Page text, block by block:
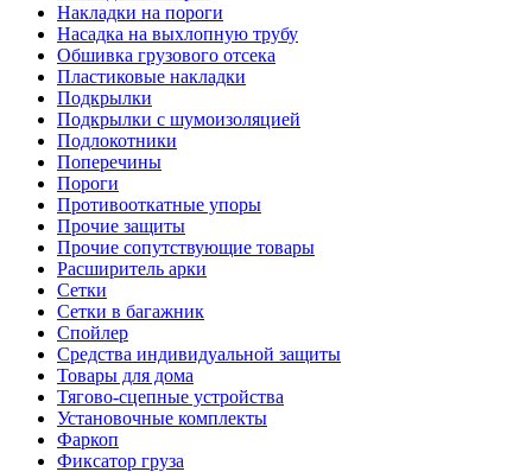
Накладки на пороги
Насадка на выхлопную трубу
Обшивка грузового отсека
Пластиковые накладки
Подкрылки
Подкрылки с шумоизоляцией
Подлокотники
Поперечины
Пороги
Противооткатные упоры
Прочие защиты
Прочие сопутствующие товары
Расширитель арки
Сетки
Сетки в багажник
Спойлер
Средства индивидуальной защиты
Товары для дома
Тягово-сцепные устройства
Установочные комплекты
Фаркоп
Фиксатор груза